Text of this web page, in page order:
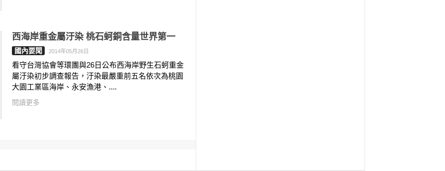
西海岸重金屬汙染 桃石蚵銅含量世界第一
國內要聞 2014年05月26日
看守台灣協會等環團與26日公布西海岸野生石蚵重金
屬汙染初步調查報告，汙染最嚴重前五名依次為桃園
大園工業區海岸、永安漁港、....
閱讀更多